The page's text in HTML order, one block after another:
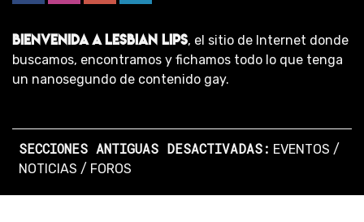
BIENVENIDA A LESBIAN LIPS, el sitio de Internet donde
buscamos, encontramos y fichamos todo lo que tenga
un nanosegundo de contenido gay.
SECCIONES ANTIGUAS DESACTIVADAS: EVENTOS /
NOTICIAS / FOROS